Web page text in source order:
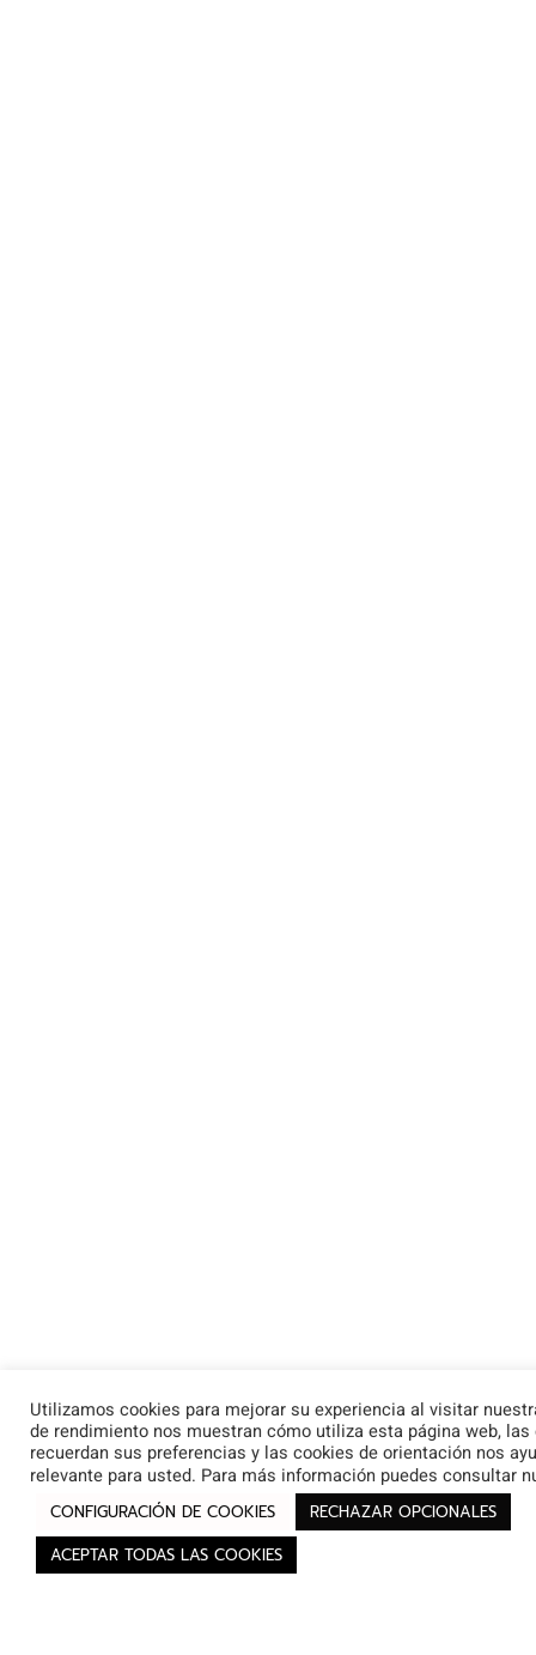
Utilizamos cookies para mejorar su experiencia al visitar
de rendimiento nos muestran cómo utiliza esta página web,
recuerdan sus preferencias y las cookies de orientación nos
relevante para usted. Para más información puedes consultar
CONFIGURACIÓN DE COOKIES
RECHAZAR OPCIONALES
ACEPTAR TODAS LAS COOKIES